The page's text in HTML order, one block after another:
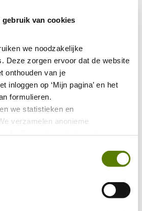
gebruik van cookies
we noodzakelijke
Deze zorgen ervoor dat de website
onthouden van je
inloggen op ‘Mijn pagina’ en het
formulieren.
we statistieken en
verzamelen anonieme
te herleiden tot jou als persoon
met eventuele advertentie- of
via onze Youtube video's. Deze